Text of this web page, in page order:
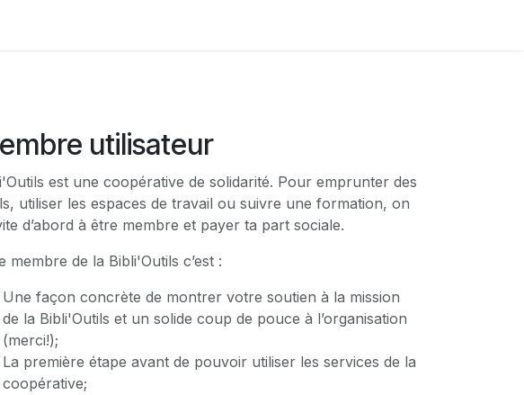
utilisateur
est une coopérative de solidarité. Pour emprunter des
utiliser les espaces de travail ou suivre une formation, on
d’abord à être membre et payer ta part sociale.
membre de la Bibli'Outils c’est :
Une façon concrète de montrer votre soutien à la mission
de la Bibli'Outils et un solide coup de pouce à l’organisation
(merci!);
La première étape avant de pouvoir utiliser les services de la
coopérative;